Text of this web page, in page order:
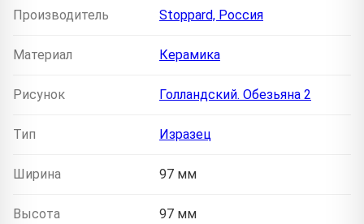
Производитель Stoppard, Россия
Материал Керамика
Рисунок Голландский. Обезьяна 2
Тип Изразец
Ширина 97 мм
Высота 97 мм